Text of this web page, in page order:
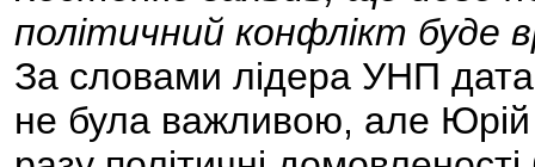
політичний конфлікт буде
За словами лідера УНП
не була важливою, але